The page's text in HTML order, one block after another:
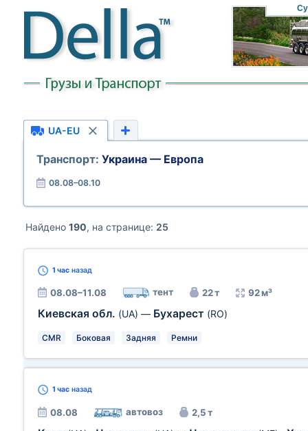
UA-EU
Транспорт: Украина — Европа
08.08–08.10
Найдено 190, на странице: 25
1 час назад
08.08–11.08 тент 22 т 92 м³
Киевская обл. (UA) — Бухарест (RO)
CMR Боковая Задняя Ремни
1 час назад
08.08 автовоз 2,5 т